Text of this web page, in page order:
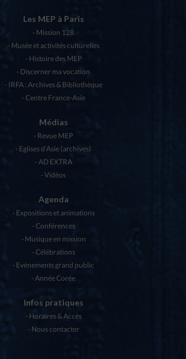
Les MEP à Paris
Mission 128
Musée et activités culturelles
Histoire des MEP
Discerner ma vocation
IRFA : Archives & Bibliothèque
Centre France-Asie
Médias
Revue MEP
Eglises d’Asie (archives)
AD EXTRA
Vidéos
Agenda
Expositions et animations
Conférences
Musique en mission
Célébrations
Evénements grand public
Année Corée
Infos pratiques
Horaires & Accès
Nous contacter